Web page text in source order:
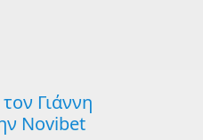
Γιάννη
Novibet